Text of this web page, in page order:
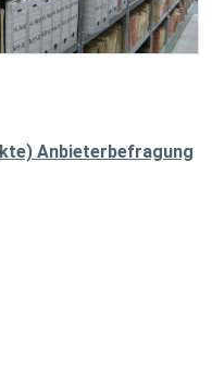
Anbieterbefragung